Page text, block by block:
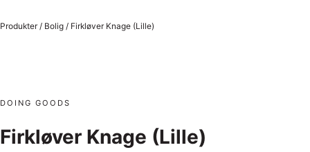
Produkter / Bolig / Firkløver Knage (Lille)
DOING GOODS
Firkløver Knage (Lille)